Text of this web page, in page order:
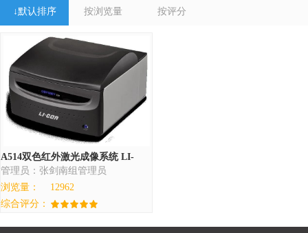
↓默认排序 按浏览量 按评分
A514双色红外激光成像系统 LI-
COR Odyssey Clx
管理员：张剑南组管理员
浏览量：
12962
综合评分：